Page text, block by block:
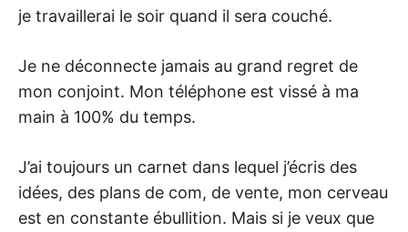
je travaillerai le soir quand il sera couché.
Je ne déconnecte jamais au grand regret de
mon conjoint. Mon téléphone est vissé à ma
main à 100% du temps.
J’ai toujours un carnet dans lequel j’écris des
idées, des plans de com, de vente, mon cerveau
est en constante ébullition. Mais si je veux que